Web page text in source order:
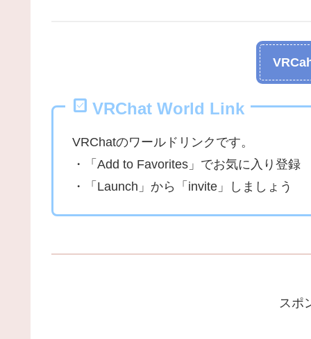
VRChat World Link
VRChatのワールドリンクです。
・「Add to Favorites」でお気に入り登録
・「Launch」から「invite」しましょう
スポ